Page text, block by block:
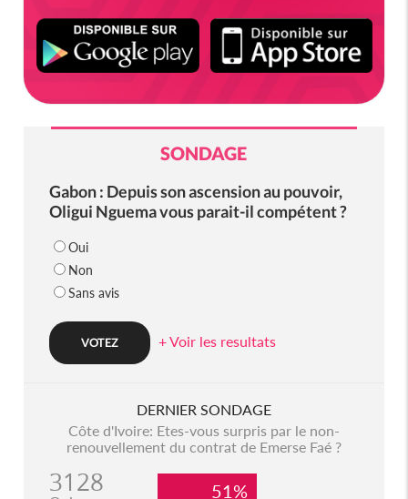
SONDAGE
Gabon : Depuis son ascension au pouvoir,
Oligui Nguema vous parait-il compétent ?
Oui
Non
Sans avis
+ Voir les resultats
DERNIER SONDAGE
Côte d'Ivoire: Etes-vous surpris par le non-
renouvellement du contrat de Emerse Faé ?
3128 51%